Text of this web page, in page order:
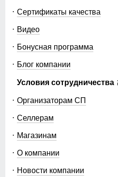
Сертификаты качества
Видео
Бонусная программа
Блог компании
Условия сотрудничества
Организаторам СП
Селлерам
Магазинам
О компании
Новости компании